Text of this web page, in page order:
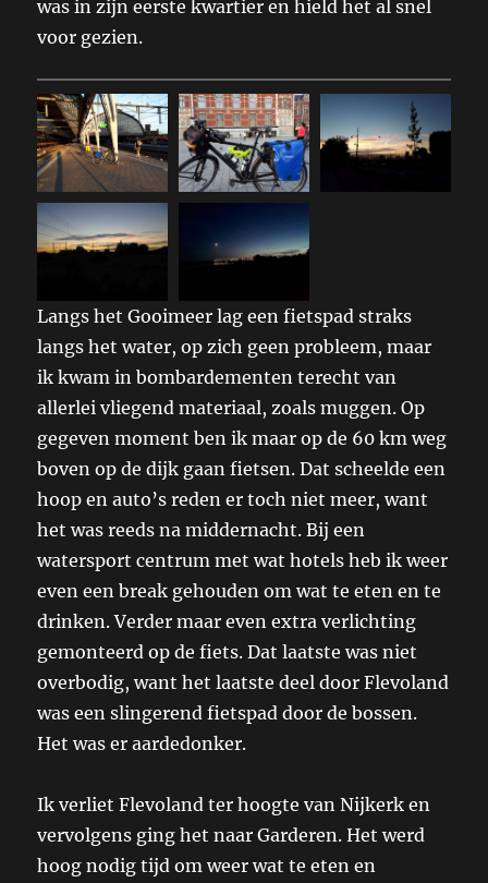
was in zijn eerste kwartier en hield het al snel
voor gezien.
Langs het Gooimeer lag een fietspad straks
langs het water, op zich geen probleem, maar
ik kwam in bombardementen terecht van
allerlei vliegend materiaal, zoals muggen. Op
gegeven moment ben ik maar op de 60 km weg
boven op de dijk gaan fietsen. Dat scheelde een
hoop en auto’s reden er toch niet meer, want
het was reeds na middernacht. Bij een
watersport centrum met wat hotels heb ik weer
even een break gehouden om wat te eten en te
drinken. Verder maar even extra verlichting
gemonteerd op de fiets. Dat laatste was niet
overbodig, want het laatste deel door Flevoland
was een slingerend fietspad door de bossen.
Het was er aardedonker.
Ik verliet Flevoland ter hoogte van Nijkerk en
vervolgens ging het naar Garderen. Het werd
hoog nodig tijd om weer wat te eten en